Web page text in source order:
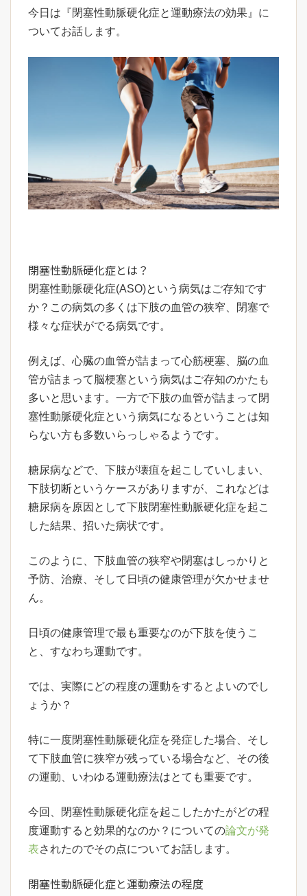
今日は『閉塞性動脈硬化症と運動療法の効果』に
ついてお話します。
閉塞性動脈硬化症とは？
閉塞性動脈硬化症(ASO)という病気はご存知です
か？この病気の多くは下肢の血管の狭窄、閉塞で
様々な症状がでる病気です。
例えば、心臓の血管が詰まって心筋梗塞、脳の血
管が詰まって脳梗塞という病気はご存知のかたも
多いと思います。一方で下肢の血管が詰まって閉
塞性動脈硬化症という病気になるということは知
らない方も多数いらっしゃるようです。
糖尿病などで、下肢が壊疽を起こしていしまい、
下肢切断というケースがありますが、これなどは
糖尿病を原因として下肢閉塞性動脈硬化症を起こ
した結果、招いた病状です。
このように、下肢血管の狭窄や閉塞はしっかりと
予防、治療、そして日頃の健康管理が欠かせませ
ん。
日頃の健康管理で最も重要なのが下肢を使うこ
と、すなわち運動です。
では、実際にどの程度の運動をするとよいのでし
ょうか？
特に一度閉塞性動脈硬化症を発症した場合、そし
て下肢血管に狭窄が残っている場合など、その後
の運動、いわゆる運動療法はとても重要です。
今回、閉塞性動脈硬化症を起こしたかたがどの程
度運動すると効果的なのか？についての論文が発
表されたのでその点についてお話します。
閉塞性動脈硬化症と運動療法の程度